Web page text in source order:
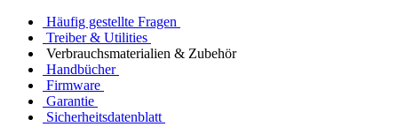
Häufig gestellte Fragen
Treiber & Utilities
Verbrauchsmaterialien & Zubehör
Handbücher
Firmware
Garantie
Sicherheitsdatenblatt